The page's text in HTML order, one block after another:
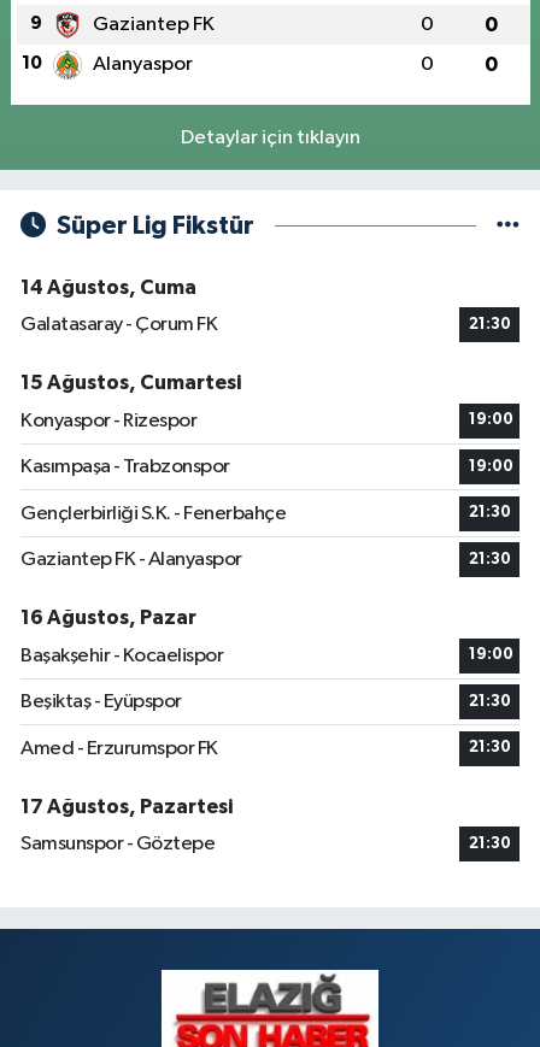
9 Gaziantep FK 0 0
10 Alanyaspor 0 0
Detaylar için tıklayın
Süper Lig Fikstür
14 Ağustos, Cuma
Galatasaray - Çorum FK
21:30
15 Ağustos, Cumartesi
Konyaspor - Rizespor
19:00
Kasımpaşa - Trabzonspor 19:00
Gençlerbirliği S.K. - Fenerbahçe 21:30
Gaziantep FK - Alanyaspor 21:30
16 Ağustos, Pazar
Başakşehir - Kocaelispor
19:00
Beşiktaş - Eyüpspor 21:30
Amed - Erzurumspor FK 21:30
17 Ağustos, Pazartesi
Samsunspor - Göztepe
21:30